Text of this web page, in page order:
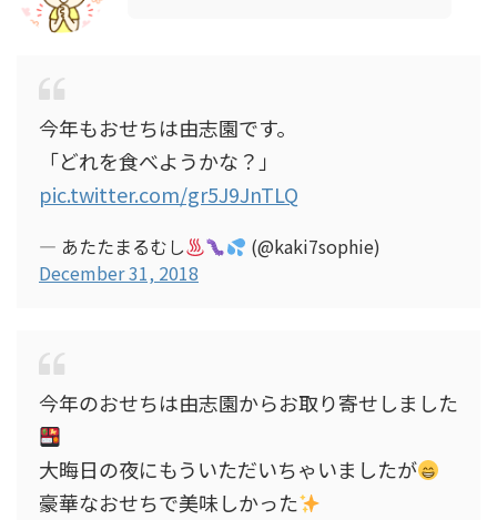
今年もおせちは由志園です。
「どれを食べようかな？」
pic.twitter.com/gr5J9JnTLQ
— あたたまるむし
(@kaki7sophie)
December 31, 2018
今年のおせちは由志園からお取り寄せしました
大晦日の夜にもういただいちゃいましたが
豪華なおせちで美味しかった